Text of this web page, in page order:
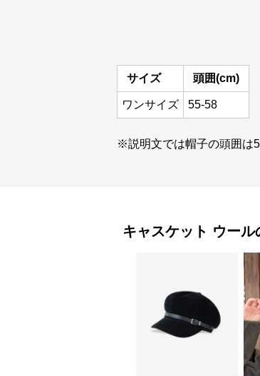
サイズ 頭囲(cm)
ワンサイズ 55-58
※説明文では帽子の頭囲は
キャスケット ウール